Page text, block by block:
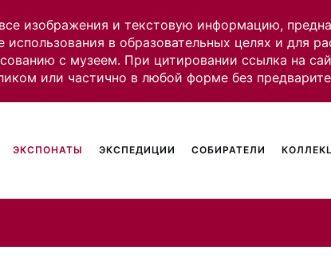
изображения и текстовую информацию,
в образовательных целях и для
с музеем. При цитировании ссылка на
или частично в любой форме без
ЭКСПОНАТЫ ЭКСПЕДИЦИИ СОБИРАТЕЛИ